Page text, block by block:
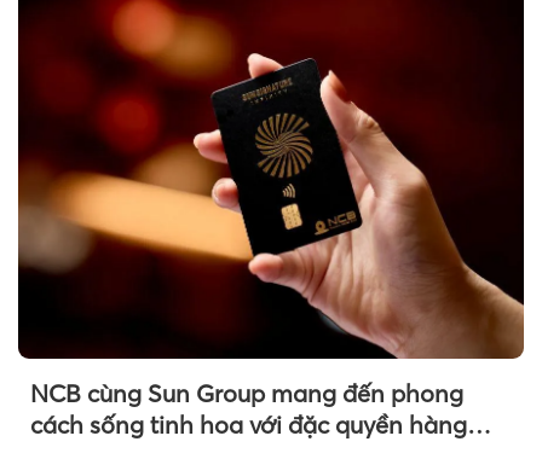
NCB cùng Sun Group mang đến phong
cách sống tinh hoa với đặc quyền hàng